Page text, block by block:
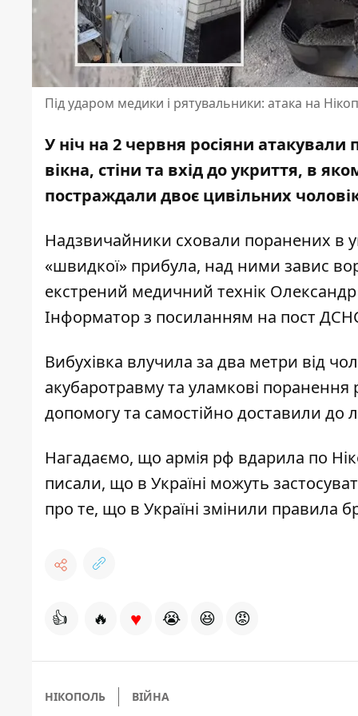
Під ударом медики і рятувальники: атака на
У ніч на 2 червня росіяни
вікна, стіни та вхід до укриття, в
постраждали двоє цивільних
Надзвичайники сховали поранених в
«швидкої» прибула, над ними завис
екстрений медичний технік
Інформатор з посиланням на пост
Вибухівка влучила за два метри від
акубаротравму та уламкові
допомогу та самостійно доставили до
Нагадаємо, що армія рф вдарила по
писали, що в Україні можуть
про те, що в Україні змінили правила
👍 🔥 ♥ 😭 😆 😡
НІКОПОЛЬ ВІЙНА